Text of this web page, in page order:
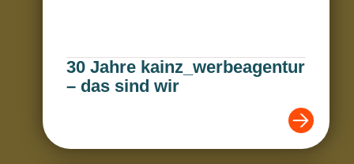
30 Jahre kainz_werbeagentur
– das sind wir